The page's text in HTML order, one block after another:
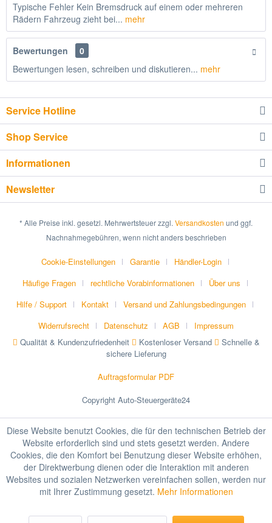
Typische Fehler Kein Bremsdruck auf einem oder mehreren
Rädern Fahrzeug zieht bei... mehr
Bewertungen
0
Bewertungen lesen, schreiben und diskutieren... mehr
Service Hotline
Shop Service
Informationen
Newsletter
* Alle Preise inkl. gesetzl. Mehrwertsteuer zzgl. Versandkosten und ggf.
Nachnahmegebühren, wenn nicht anders beschrieben
Cookie-Einstellungen Garantie
Händler-Login
Häufige Fragen
rechtliche Vorabinformationen
Über uns
Hilfe / Support
Kontakt
Versand und Zahlungsbedingungen
Widerrufsrecht
Datenschutz AGB
Impressum
Qualität & Kundenzufriedenheit
Kostenloser Versand
Schnelle &
sichere Lieferung
Auftragsformular PDF
Copyright Auto-Steuergeräte24
Diese Website benutzt Cookies, die für den technischen Betrieb der
Website erforderlich sind und stets gesetzt werden. Andere
Cookies, die den Komfort bei Benutzung dieser Website erhöhen,
der Direktwerbung dienen oder die Interaktion mit anderen
Websites und sozialen Netzwerken vereinfachen sollen, werden nur
mit Ihrer Zustimmung gesetzt. Mehr Informationen